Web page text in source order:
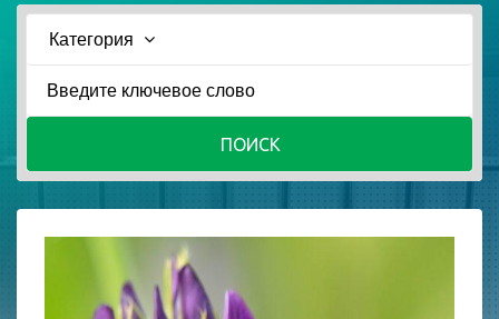
Категория
ПОИСК